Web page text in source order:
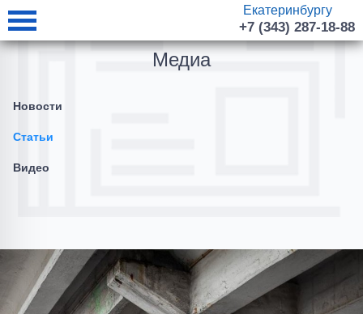
Екатеринбургу
+7 (343) 287-18-88
Медиа
Новости
Статьи
Видео